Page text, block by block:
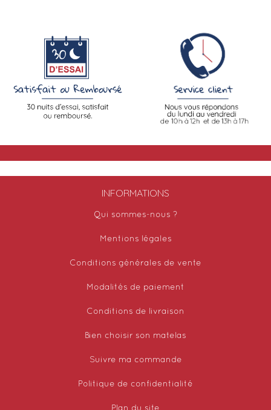
INFORMATIONS
Qui sommes-nous ?
Mentions légales
Conditions générales de vente
Modalités de paiement
Conditions de livraison
Bien choisir son matelas
Suivre ma commande
Politique de confidentialité